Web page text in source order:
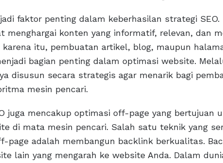
faktor penting dalam keberhasilan strategi SEO.
menghargai konten yang informatif, relevan, dan
itu, pembuatan artikel, blog, maupun
bagian penting dalam optimasi website.
disusun secara strategis agar menarik bagi
mesin pencari.
juga mencakup optimasi off-page yang bertujuan
di mata mesin pencari. Salah satu teknik yang
page adalah membangun backlink berkualitas.
lain yang mengarah ke website Anda. Dalam